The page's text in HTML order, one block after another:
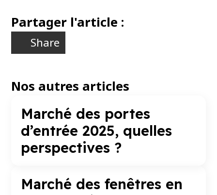
Partager l'article :
Share
Nos autres articles
Marché des portes
d’entrée 2025, quelles
perspectives ?
Marché des fenêtres en